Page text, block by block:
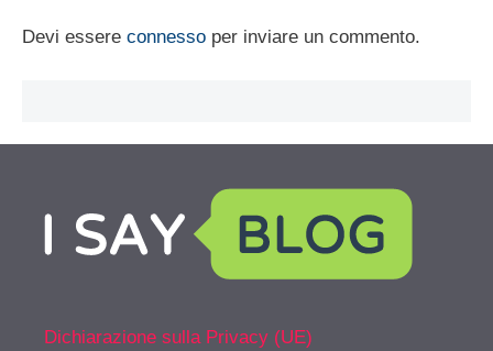
Devi essere connesso per inviare un commento.
Dichiarazione sulla Privacy (UE)